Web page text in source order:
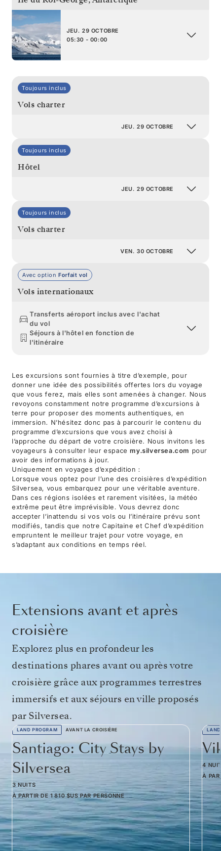
JEU. 29 OCTOBRE
05:30 - 00:00
Toujours inclus
Vols charter
JEU. 29 OCTOBRE
Toujours inclus
Hôtel
JEU. 29 OCTOBRE
Toujours inclus
Vols charter
VEN. 30 OCTOBRE
Avec option Forfait vol
Vols internationaux
Transferts aéroport inclus avec l'achat
du vol
Séjours à l'hôtel en fonction de
l'itinéraire
Les excursions sont fournies à titre d’exemple, pour
donner une idée des possibilités offertes lors du voyage
que vous ferez, mais elles sont amenées à changer. Nous
revoyons constamment notre programme d’excursions à
terre pour proposer des moments authentiques, en
immersion. N’hésitez donc pas à parcourir le contenu du
programme d’excursions que vous avez choisi à
l’approche du départ de votre croisière. Nous invitons les
voyageurs à consulter leur espacemy.silversea.com pour
avoir des informations à jour.
Uniquement en voyages d’expédition :
Lorsque vous optez pour l’une des croisières d’expédition
Silversea, vous embarquez pour une véritable aventure.
Dans ces régions isolées et rarement visitées, la météo
extrême peut être imprévisible. Vous devrez donc
accepter l’inattendu si vos vols ou l’itinéraire prévu sont
modifiés, tandis que notre Capitaine et Chef d’expédition
empruntent le meilleur trajet pour votre voyage, en
s’adaptant aux conditions en temps réel.
Extensions avant et après
croisière
Explorez plus en profondeur les
destinations phares avant ou après votre
croisière grâce aux programmes terrestres
immersifs et aux séjours en ville proposés
par Silversea.
LAND PROGRAM AVANT LA CROISIÈRE
Santiago: City Stays by
Silversea
3 NUITS
À PARTIR DE 1 810 $US PAR PERSONNE
4
À